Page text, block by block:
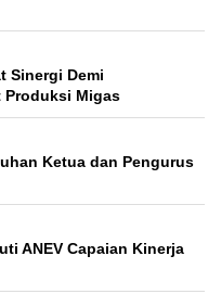
Sinergi Demi
Produksi Migas
Ketua dan Pengurus
ANEV Capaian Kinerja